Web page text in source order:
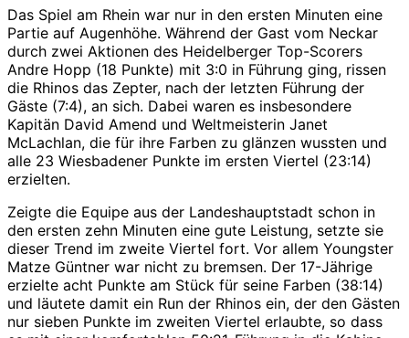
Das Spiel am Rhein war nur in den ersten Minuten eine
Partie auf Augenhöhe. Während der Gast vom Neckar
durch zwei Aktionen des Heidelberger Top-Scorers
Andre Hopp (18 Punkte) mit 3:0 in Führung ging, rissen
die Rhinos das Zepter, nach der letzten Führung der
Gäste (7:4), an sich. Dabei waren es insbesondere
Kapitän David Amend und Weltmeisterin Janet
McLachlan, die für ihre Farben zu glänzen wussten und
alle 23 Wiesbadener Punkte im ersten Viertel (23:14)
erzielten.
Zeigte die Equipe aus der Landeshauptstadt schon in
den ersten zehn Minuten eine gute Leistung, setzte sie
dieser Trend im zweite Viertel fort. Vor allem Youngster
Matze Güntner war nicht zu bremsen. Der 17-Jährige
erzielte acht Punkte am Stück für seine Farben (38:14)
und läutete damit ein Run der Rhinos ein, der den Gästen
nur sieben Punkte im zweiten Viertel erlaubte, so dass